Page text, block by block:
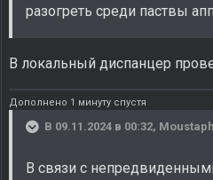
разогреть среди паствы
В локальный диспанцер
Дополнено 1 минуту спустя
В 09.11.2024 в 00:32,
В связи с